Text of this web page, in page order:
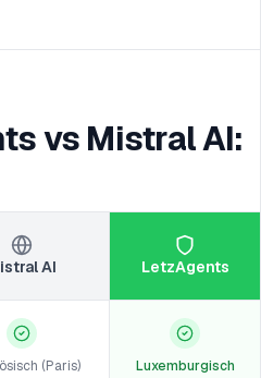
vs Mistral AI:
AI LetzAgents
(Paris) Luxemburgisch